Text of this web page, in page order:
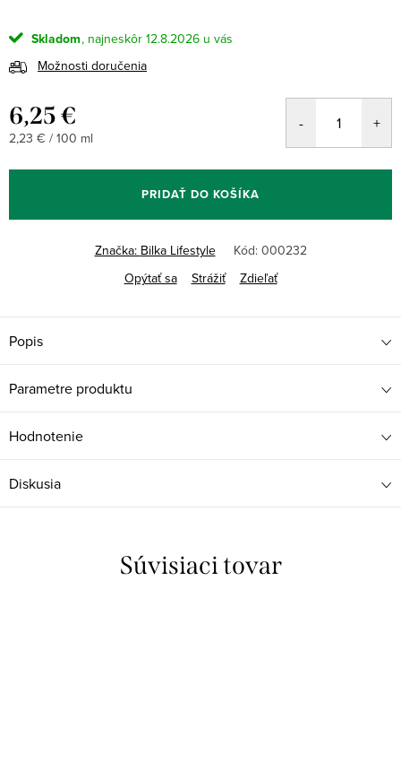
Skladom
12.8.2026
Možnosti doručenia
6,25 €
Jednotková
2,23 € / 100 ml
PRIDAŤ DO KOŠÍKA
Značka: Bilka Lifestyle Kód: 000232
Opýtať sa
Strážiť Zdieľať
Popis
Parametre produktu
Hodnotenie
Diskusia
Súvisiaci tovar